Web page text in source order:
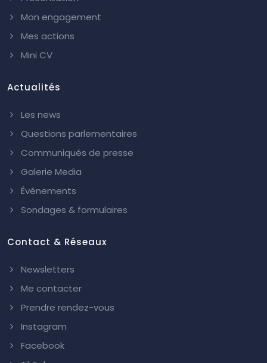
Mon engagement
Mes actions
Mini CV
Actualités
Les news
Questions parlementaires
Communiqués de presse
Galerie Media
Événements
Sondages & formulaires
Contact & Réseaux
Newsletters
Me contacter
Prendre rendez-vous
Instagram
Facebook